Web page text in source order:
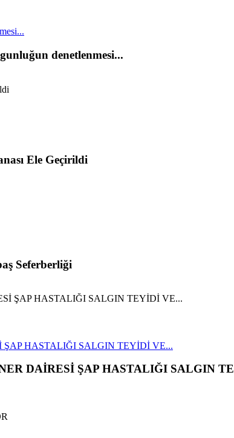
denetlenmesi...
Ele Geçirildi
Seferberliği
HASTALIĞI SALGIN TEYİDİ VE...
DAİRESİ ŞAP HASTALIĞI SALGIN